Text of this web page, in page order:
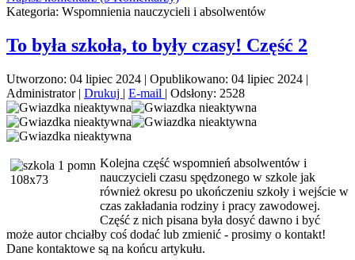
Kategoria: Wspomnienia nauczycieli i absolwentów
To była szkoła, to były czasy! Część 2
Utworzono: 04 lipiec 2024 | Opublikowano: 04 lipiec 2024 |
Administrator| Drukuj | E-mail | Odsłony: 2528
Kolejna część wspomnień absolwentów i
nauczycieli czasu spędzonego w szkole jak
również okresu po ukończeniu szkoły i wejście w
czas zakładania rodziny i pracy zawodowej.
Część z nich pisana była dosyć dawno i być
może autor chciałby coś dodać lub zmienić - prosimy o kontakt!
Dane kontaktowe są na końcu artykułu.